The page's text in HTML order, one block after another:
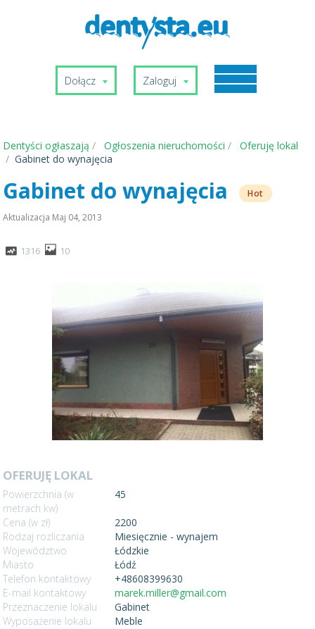
Dołącz Zaloguj
Dentyści ogłaszają Ogłoszenia nieruchomości
Oferuję lokal
Gabinet do wynajęcia
Gabinet do wynajęcia
Hot
Aktualizacja Maj 04, 2013
1316 10
OFERUJĘ LOKAL
Powierzchnia (w
metrach kw)
45
Cena (w zł)
2200
Rodzaj rozliczania
Miesięcznie - wynajem
Województwo
Łódzkie
Miasto
Łódź
Telefon kontaktowy
+48608399630
E-mail kontaktowy
marek.miller@gmail.com
Przeznaczenie lokalu
Gabinet
Wyposażenie lokalu
Meble